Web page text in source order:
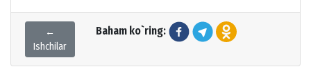
←
Ishchilar
Baham ko`ring: